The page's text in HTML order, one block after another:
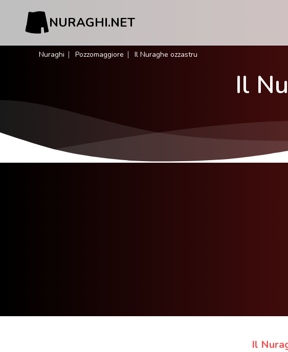
NURAGHI.NET
Nuraghi Pozzomaggiore Il Nuraghe ozzastru
Il
Il